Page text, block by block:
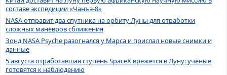
составе экспедиции «Чанъэ-8»
NASA отправит два спутника на орбиту Луны для отработки
сложных маневров сближения
Зонд NASA Psyche разогнался у Марса и прислал новые снимки и
данные
5 августа отработавшая ступень SpaceX врежется в Луну: учёные
готовятся к наблюдению